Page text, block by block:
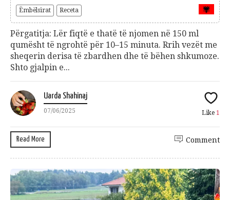
Ëmbëlsirat Receta
Përgatitja: Lër fiqtë e thatë të njomen në 150 ml
qumësht të ngrohtë për 10–15 minuta. Rrih vezët me
sheqerin derisa të zbardhen dhe të bëhen shkumoze.
Shto gjalpin e...
Uarda Shahinaj
07/06/2025 Like 1
Read More Comment